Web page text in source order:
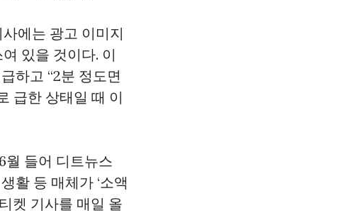
에는 광고 이미지
있을 것이다. 이
하고 “2분 정도면
급한 상태일 때 이
월 들어 디트뉴스
활 등 매체가 ‘소액
켓 기사를 매일 올